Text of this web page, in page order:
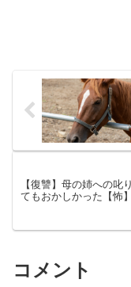
【復讐】母の姉への叱
てもおかしかった【怖】
コメント